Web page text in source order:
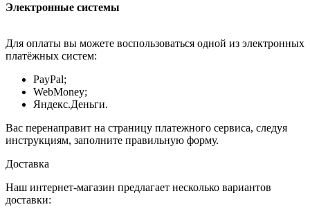
Электронные системы
Для оплаты вы можете воспользоваться одной из электронных
платёжных систем:
PayPal;
WebMoney;
Яндекс.Деньги.
Вас перенаправит на страницу платежного сервиса, следуя
инструкциям, заполните правильную форму.
Доставка
Наш интернет-магазин предлагает несколько вариантов
доставки: